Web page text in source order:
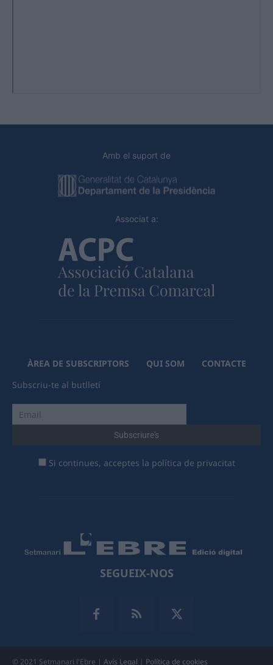
Amb el suport de
Associat a:
ÀREA DE SUBSCRIPTORS QUI SOM
CONTACTE
Subscriu-te al butlletí
Si continues, acceptes la política de privacitat
SEGUEIX-NOS
© 2021 Setmanari l'Ebre | Avís Legal | Política de cookies